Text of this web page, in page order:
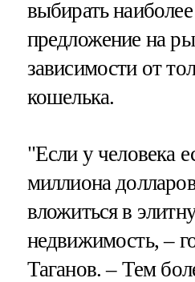
выбирать
предложение на
зависимости от
кошелька.
"Если у человека
миллиона
вложиться в
недвижимость, –
Таганов. – Тем